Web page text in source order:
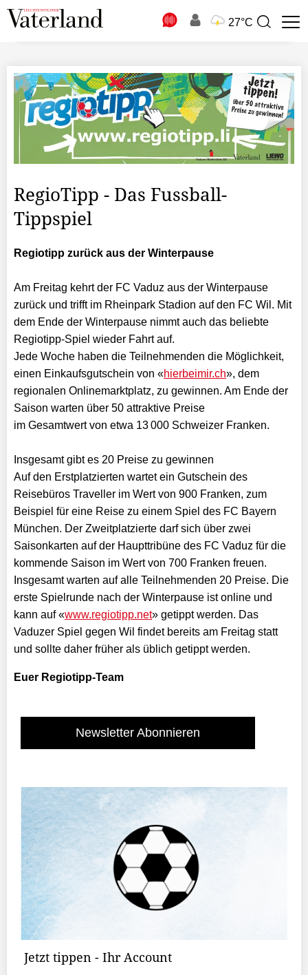
27°C
Suchbegriff
RegioTipp - Das Fussball-
Tippspiel
Regiotipp zurück aus der Winterpause
Am Freitag kehrt der FC Vaduz aus der Winterpause
zurück und trifft im Rheinpark Stadion auf den FC Wil. Mit
dem Ende der Winterpause nimmt auch das beliebte
Regiotipp-Spiel wieder Fahrt auf.
Jede Woche haben die Teilnehmenden die Möglichkeit,
einen Einkaufsgutschein von «hierbeimir.ch», dem
regionalen Onlinemarktplatz, zu gewinnen. Am Ende der
Saison warten über 50 attraktive Preise
im Gesamtwert von etwa 13 000 Schweizer Franken.
Insgesamt gibt es 20 Preise zu gewinnen
Auf den Erstplatzierten wartet ein Gutschein des
Reisebüros Traveller im Wert von 900 Franken, zum
Beispiel für eine Reise zu einem Spiel des FC Bayern
München. Der Zweitplatzierte darf sich über zwei
Saisonkarten auf der Haupttribüne des FC Vaduz für die
kommende Saison im Wert von 700 Franken freuen.
Insgesamt warten auf alle Teilnehmenden 20 Preise. Die
erste Spielrunde nach der Winterpause ist online und
kann auf «www.regiotipp.net» getippt werden. Das
Vaduzer Spiel gegen Wil findet bereits am Freitag statt
und sollte daher früher als üblich getippt werden.
Euer Regiotipp-Team
Newsletter Abonnieren
Jetzt tippen - Ihr Account